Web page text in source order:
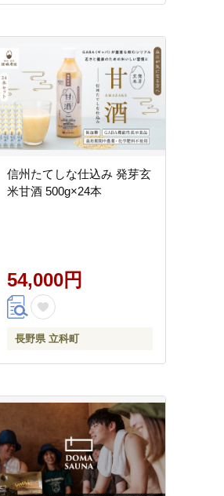
信州たてしな仕込み 発芽玄
米甘酒 500g×24本
54,000円
長野県 立科町